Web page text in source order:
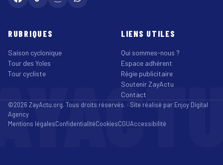
RUBRIQUES
Saison cyclonique
Tour des Yoles
Tour cycliste
LIENS UTILES
Qui sommes-nous ?
Espace adhérent
Régie publicitaire
Soutenir ZayActu
Contact
©2026 ZayActu.org. Tous droits réservés. · Site réalisé par Enjoy Digital
Agency
Mentions légalesConfidentialitéCookiesCGUAccessibilité